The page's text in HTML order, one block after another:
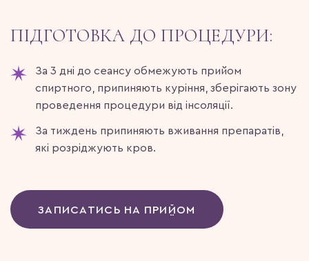
ПІДГОТОВКА ДО ПРОЦЕДУРИ:
За 3 дні до сеансу обмежують прийом
спиртного, припиняють куріння, зберігають зону
проведення процедури від інсоляції.
За тиждень припиняють вживання препаратів,
які розріджують кров.
ЗАПИСАТИСЬ НА ПРИЙОМ